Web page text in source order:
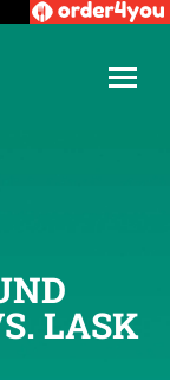
LASK